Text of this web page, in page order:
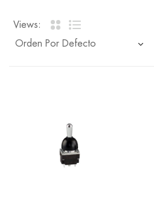
Views: